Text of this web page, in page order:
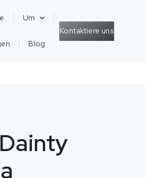
Um
Blog
Kontaktiere uns